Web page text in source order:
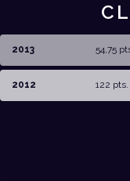
2013 54,75
2012 122 pts.